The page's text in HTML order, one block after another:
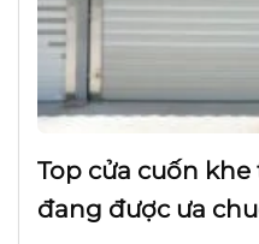
Top cửa cuốn
đang được ưa